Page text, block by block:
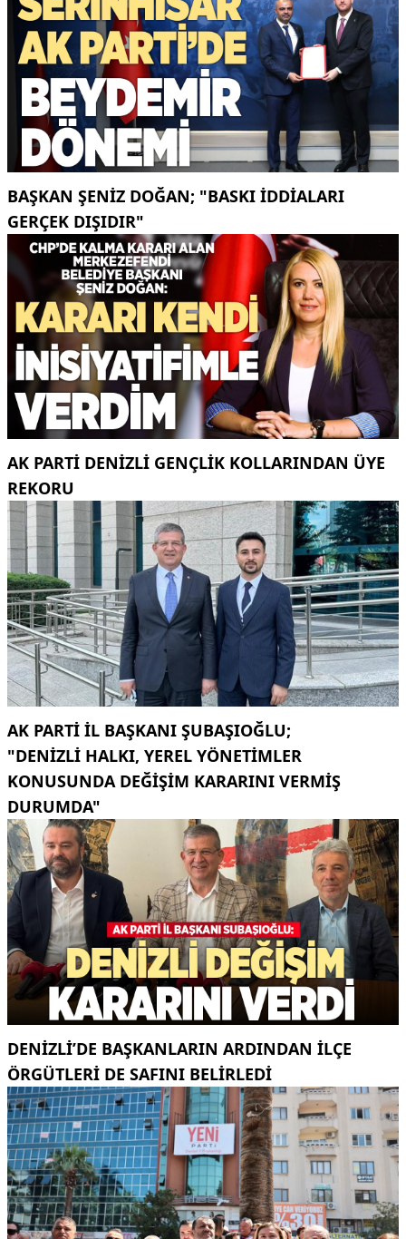
BAŞKAN ŞENIZ DOĞAN; "BASKI IDDIALARI
GERÇEK DIŞIDIR"
AK PARTI DENIZLI GENÇLIK KOLLARINDAN ÜYE
REKORU
AK PARTI İL BAŞKANI ŞUBAŞIOĞLU;
"DENIZLI HALKI, YEREL YÖNETIMLER
KONUSUNDA DEĞIŞIM KARARINI VERMIŞ
DURUMDA"
DENIZLI’DE BAŞKANLARIN ARDINDAN ILÇE
ÖRGÜTLERI DE SAFINI BELIRLEDI